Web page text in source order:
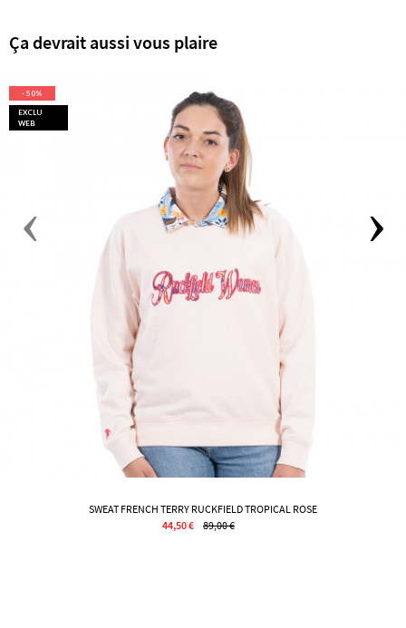
Ça devrait aussi vous plaire
EXCLU
WEB
SWEAT FRENCH TERRY RUCKFIELD TROPICAL ROSE
- 50%
44,50 € 89,00 €